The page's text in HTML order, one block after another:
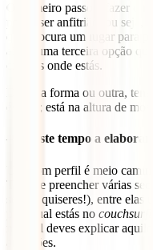
O primeiro passo é fazer o
podes ser anfitrião, ou seja,
que procura um lugar para
ainda uma terceira opção
cidades onde estás.
De uma forma ou outra,
és fixe; está na altura de
– Investe tempo a elaborar
Um bom perfil é meio
Tens de preencher várias
se não quiseres!), entre elas
pela qual estás no
na qual deves explicar
anfitriões.